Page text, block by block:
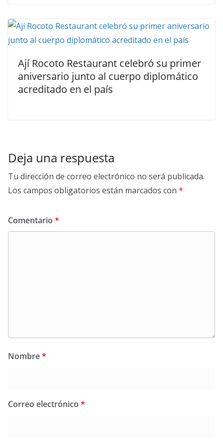
Ají Rocoto Restaurant celebró su primer
aniversario junto al cuerpo diplomático
acreditado en el país
Deja una respuesta
Tu dirección de correo electrónico no será publicada.
Los campos obligatorios están marcados con *
Comentario *
Nombre*
Correo electrónico *